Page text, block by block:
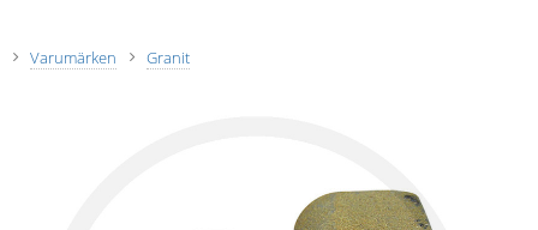
Varumärken Granit